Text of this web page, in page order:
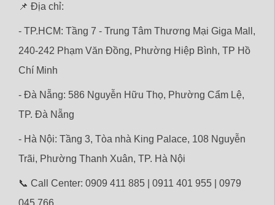
📌 Địa chỉ:
- TP.HCM: Tầng 7 - Trung Tâm Thương Mại Giga Mall,
240-242 Phạm Văn Đồng, Phường Hiệp Bình, TP Hồ
Chí Minh
- Đà Nẵng: 586 Nguyễn Hữu Thọ, Phường Cẩm Lệ,
TP. Đà Nẵng
- Hà Nội: Tầng 3, Tòa nhà King Palace, 108 Nguyễn
Trãi, Phường Thanh Xuân, TP. Hà Nội
📞 Call Center: 0909 411 885 | 0911 401 955 | 0979
045 766